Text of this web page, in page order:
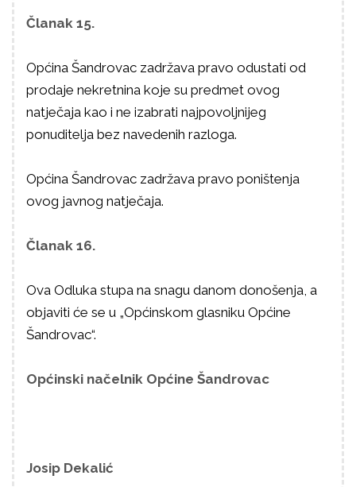
Članak 15.
Općina Šandrovac zadržava pravo odustati od
prodaje nekretnina koje su predmet ovog
natječaja kao i ne izabrati najpovoljnijeg
ponuditelja bez navedenih razloga.
Općina Šandrovac zadržava pravo poništenja
ovog javnog natječaja.
Članak 16.
Ova Odluka stupa na snagu danom donošenja, a
objaviti će se u „Općinskom glasniku Općine
Šandrovac“.
Općinski načelnik Općine Šandrovac
Josip Dekalić